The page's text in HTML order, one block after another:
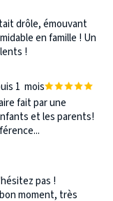
drôle, émouvant
en famille ! Un
!
1 mois
fait par une
et les parents!
pas !
moment, très